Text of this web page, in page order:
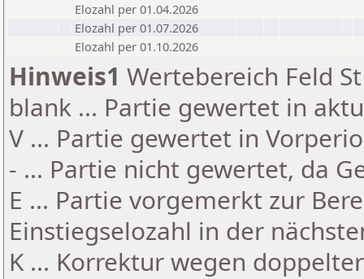
Elozahl per 01.04.2026
Elozahl per 01.07.2026
Elozahl per 01.10.2026
Hinweis1 Wertebereich Feld
blank ... Partie gewertet in
V ... Partie gewertet in
- ... Partie nicht gewertet, da
E ... Partie vorgemerkt zur
Einstiegselozahl in der
K ... Korrektur wegen